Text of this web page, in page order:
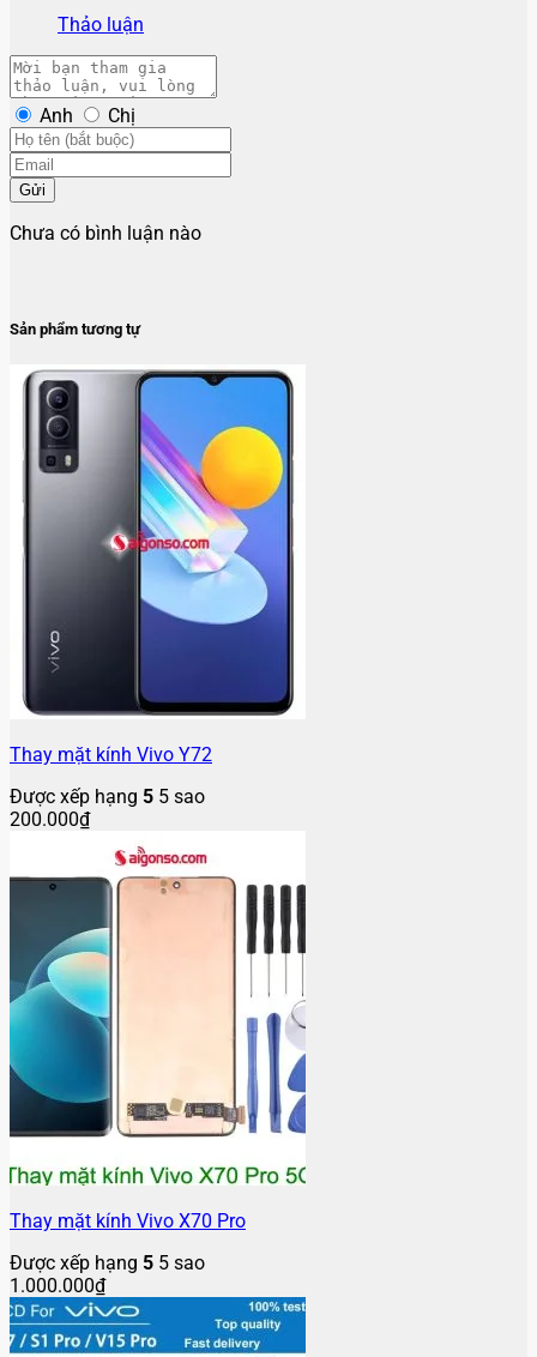
Thảo luận
Anh Chị
Gửi
Chưa có bình luận nào
Sản phẩm tương tự
Thay mặt kính Vivo Y72
Được xếp hạng 5 5 sao
200.000₫
Thay mặt kính Vivo X70 Pro
Được xếp hạng 5 5 sao
1.000.000₫